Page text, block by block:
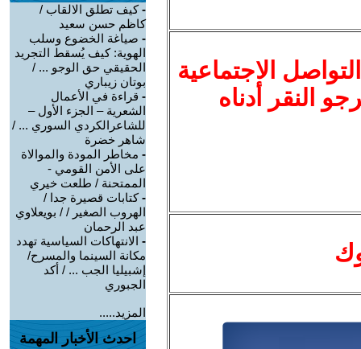
الاجتماعية
النقر أدناه
-كيف تطلق الالقاب /
كاظم حسن سعيد
- صياغة الخضوع وسلب
الهوية: كيف يُسقط التجريد
الحقيقي حق الوجو ... /
بوتان زيباري
- قراءة في الأعمال
الشعرية – الجزء الأول –
للشاعرالكردي السوري ... /
شاهر خضرة
- مخاطر المودة والموالاة
على الأمن القومي -
الممتحنة / طلعت خيري
-كتابات قصيرة جدا /
الهروب الصغير / / بويعلاوي
عبد الرحمان
- الانتهاكات السياسية تهدد
مكانة السينما والمسرح/
إشبيليا الجب ... / أكد
الجبوري
المزيد.....
احدث الأخبار المهمة